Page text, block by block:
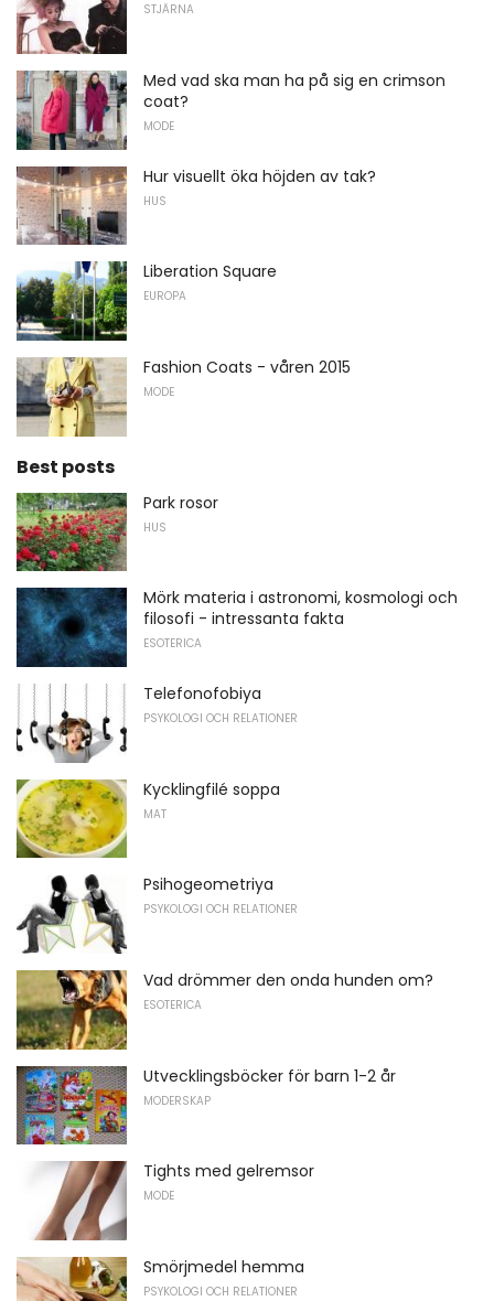
STJÄRNA
Med vad ska man ha på sig en crimson
coat?
MODE
Hur visuellt öka höjden av tak?
HUS
Liberation Square
EUROPA
Fashion Coats - våren 2015
MODE
Best posts
Park rosor
HUS
Mörk materia i astronomi, kosmologi och
filosofi - intressanta fakta
ESOTERICA
Telefonofobiya
PSYKOLOGI OCH RELATIONER
Kycklingfilé soppa
MAT
Psihogeometriya
PSYKOLOGI OCH RELATIONER
Vad drömmer den onda hunden om?
ESOTERICA
Utvecklingsböcker för barn 1-2 år
MODERSKAP
Tights med gelremsor
MODE
Smörjmedel hemma
PSYKOLOGI OCH RELATIONER